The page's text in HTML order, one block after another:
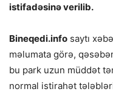
istifadəsinə verilib.
Bineqedi.info saytı
məlumata görə,
bu park uzun müddət
normal istirahət